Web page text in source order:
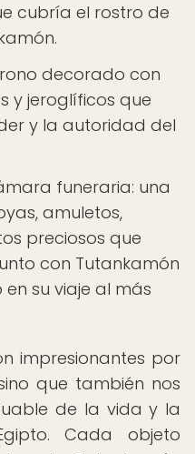
cubría el rostro de
decorado con
y jeroglíficos que
y la autoridad del
funeraria: una
amuletos,
preciosos que
con Tutankamón
su viaje al más
impresionantes por
que también nos
de la vida y la
Cada objeto